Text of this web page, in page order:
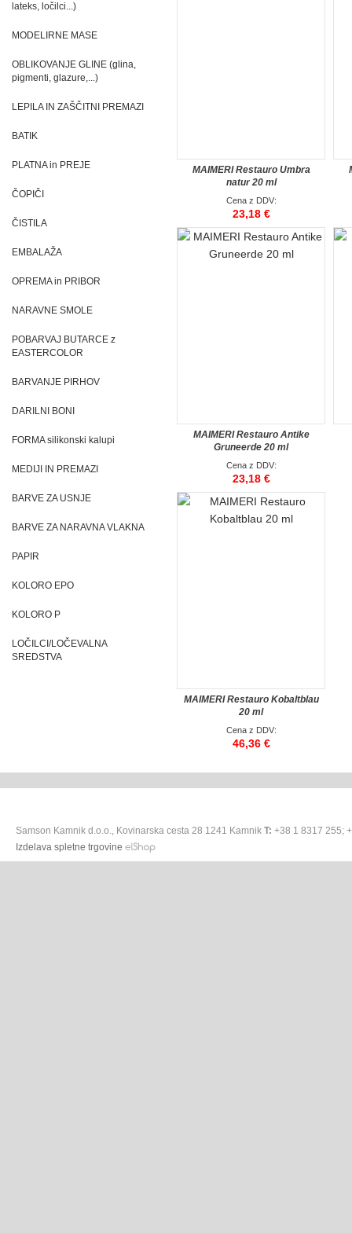
lateks, ločilci...)
MODELIRNE MASE
OBLIKOVANJE GLINE (glina,
pigmenti, glazure,...)
LEPILA IN ZAŠČITNI PREMAZI
BATIK
PLATNA in PREJE
ČOPIČI
ČISTILA
EMBALAŽA
OPREMA in PRIBOR
NARAVNE SMOLE
POBARVAJ BUTARCE z
EASTERCOLOR
BARVANJE PIRHOV
DARILNI BONI
FORMA silikonski kalupi
MEDIJI IN PREMAZI
BARVE ZA USNJE
BARVE ZA NARAVNA VLAKNA
PAPIR
KOLORO EPO
KOLORO P
LOČILCI/LOČEVALNA
SREDSTVA
MAIMERI Restauro Umbra
natur 20 ml
Cena z DDV:
23,18 €
MAIMERI Restauro Antike
Gruneerde 20 ml
Cena z DDV:
23,18 €
MAIMERI Restauro Kobaltblau
20 ml
Cena z DDV:
46,36 €
Samson Kamnik d.o.o., Kovinarska cesta 28 1241 Kamnik T: +38 1 8317 255;
Izdelava spletne trgovine